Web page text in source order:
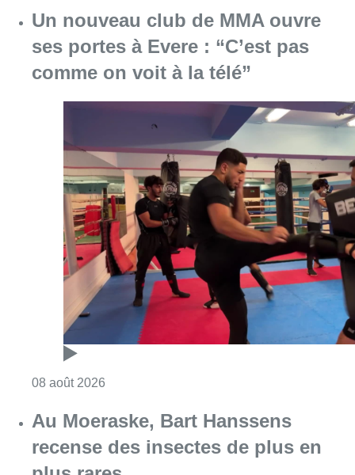
08 août 2026Consulter l'article "Un nouveau club de
Au Moeraske, Bart Hanssens
recense des insectes de plus en
plus rares